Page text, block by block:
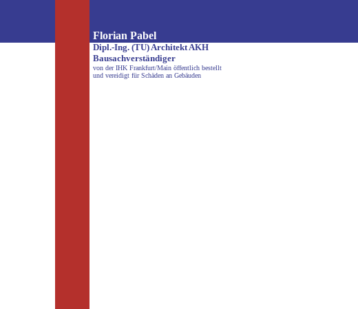
Florian Pabel
Dipl.-Ing. (TU) Architekt AKH
Bausachverständiger
von der IHK Frankfurt/Main öffentlich bestellt
und vereidigt für Schäden an Gebäuden